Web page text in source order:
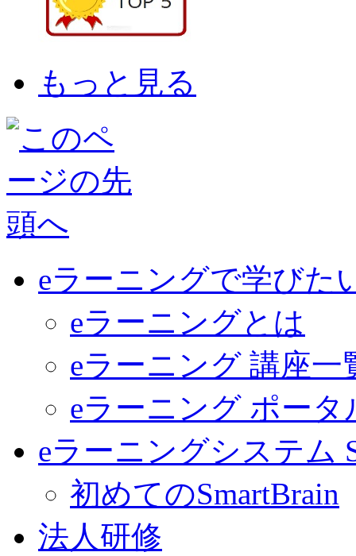
もっと見る
eラーニングで学びた
eラーニングとは
eラーニング 講座一
eラーニング ポータ
eラーニングシステム
初めてのSmartBrain
法人研修